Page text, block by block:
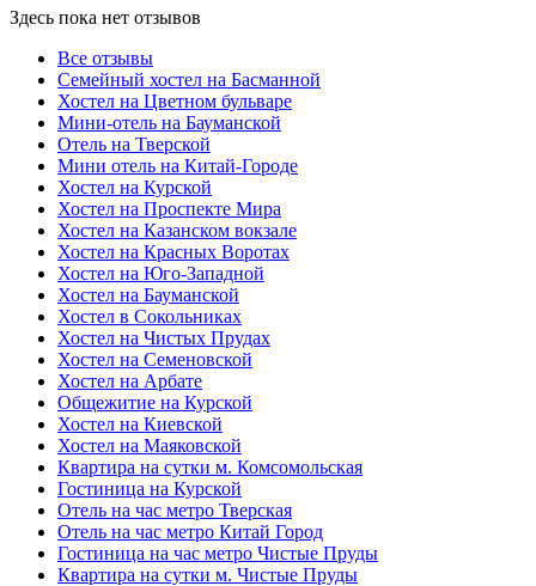
Здесь пока нет отзывов
Все отзывы
Семейный хостел на Басманной
Хостел на Цветном бульваре
Мини-отель на Бауманской
Отель на Тверской
Мини отель на Китай-Городе
Хостел на Курской
Хостел на Проспекте Мира
Хостел на Казанском вокзале
Хостел на Красных Воротах
Хостел на Юго-Западной
Хостел на Бауманской
Хостел в Сокольниках
Хостел на Чистых Прудах
Хостел на Семеновской
Хостел на Арбате
Общежитие на Курской
Хостел на Киевской
Хостел на Маяковской
Квартира на сутки м. Комсомольская
Гостиница на Курской
Отель на час метро Тверская
Отель на час метро Китай Город
Гостиница на час метро Чистые Пруды
Квартира на сутки м. Чистые Пруды